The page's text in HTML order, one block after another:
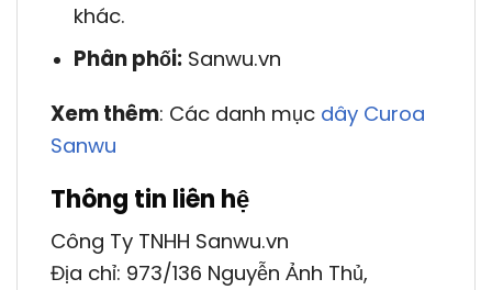
khác.
Phân phối:Sanwu.vn
Xem thêm: Các danh mục dây Curoa
Sanwu
Thông tin liên hệ
Công Ty TNHH Sanwu.vn
Địa chỉ: 973/136 Nguyễn Ảnh Thủ,